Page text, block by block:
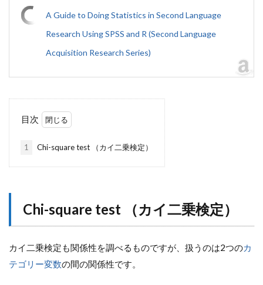
A Guide to Doing Statistics in Second Language
Research Using SPSS and R (Second Language
Acquisition Research Series)
目次
1 Chi-square test （カイ二乗検定）
Chi-square test （カイ二乗検定）
カイ二乗検定も関係性を調べるものですが、扱うのは2つのカ
テゴリー変数の間の関係性です。